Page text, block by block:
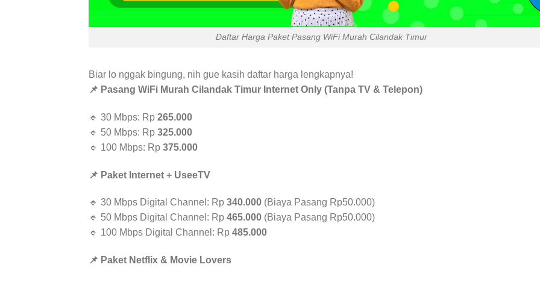
Daftar Harga Paket Pasang WiFi Murah Cilandak Timur
Biar lo nggak bingung, nih gue kasih daftar harga lengkapnya!
📌 Pasang WiFi Murah Cilandak Timur Internet Only (Tanpa TV & Telepon)
🔹 30 Mbps: Rp 265.000
🔹 50 Mbps: Rp 325.000
🔹 100 Mbps: Rp 375.000
📌 Paket Internet + UseeTV
🔹 30 Mbps Digital Channel: Rp 340.000 (Biaya Pasang Rp50.000)
🔹 50 Mbps Digital Channel: Rp 465.000 (Biaya Pasang Rp50.000)
🔹 100 Mbps Digital Channel: Rp 485.000
📌 Paket Netflix & Movie Lovers